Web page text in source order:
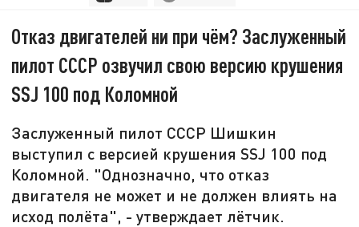
Отказ двигателей ни при чём? Заслуженный
пилот СССР озвучил свою версию крушения
SSJ 100 под Коломной
Заслуженный пилот СССР Шишкин
выступил с версией крушения SSJ 100 под
Коломной. "Однозначно, что отказ
двигателя не может и не должен влиять на
исход полёта", - утверждает лётчик.